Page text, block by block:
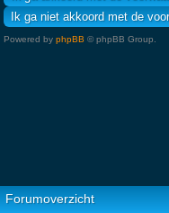
Powered by phpBB © phpBB Group.
Forumoverzicht